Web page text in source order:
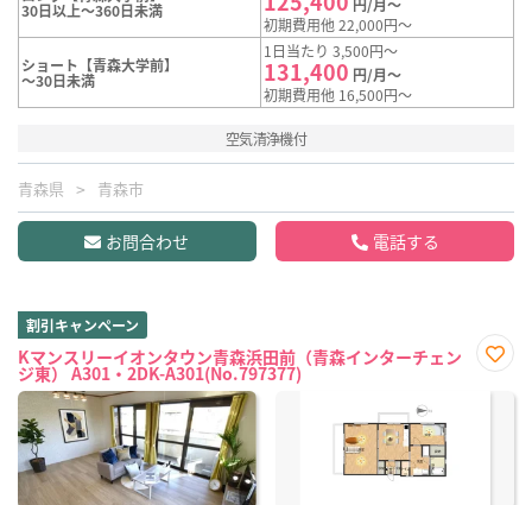
30日以上～360日未満
初期費用他 22,000円～
ショート【青森大学前】
～30日未満
1日当たり 3,500円～
131,400 円/月～
初期費用他 16,500円～
空気清浄機付
青森県 青森市
お問合わせ 電話する
割引キャンペーン
Kマンスリーイオンタウン青森浜田前（青森インターチェン
ジ東） A301・2DK-A301(No.797377)
に入